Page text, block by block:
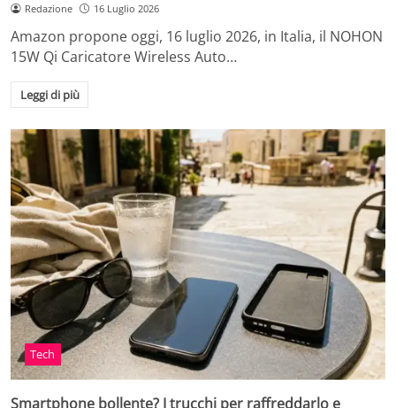
Redazione 16 Luglio 2026
Amazon propone oggi, 16 luglio 2026, in Italia, il NOHON
15W Qi Caricatore Wireless Auto…
Leggi di più
Tech
Smartphone bollente? I trucchi per raffreddarlo e